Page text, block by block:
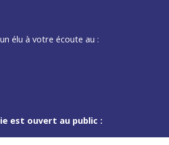
élu à votre écoute au :
est ouvert au public :